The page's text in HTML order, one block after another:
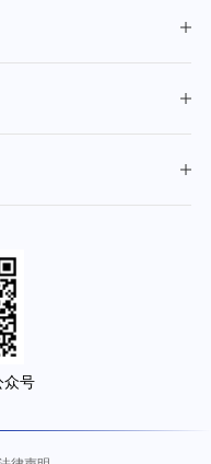
众号